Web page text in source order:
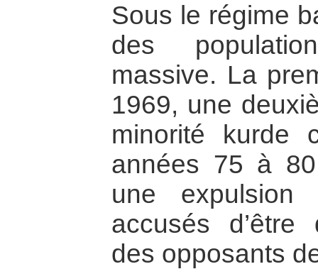
Sous le régime
des
massive. La
1969, une
minorité kurde
années 75 à
une
accusés d’être
des opposants